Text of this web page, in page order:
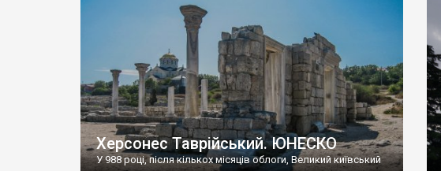
візантійської доби. Раритети викрадені з фондів об’єкту
культурної спадщини ЮНЕСКО «Херсонеса Таврійського».
Офіційно – на виставку «Золото Візантії», але експерти та
влада в Україні вважають це лише […]
Херсонес Таврійський. ЮНЕСКО
У 988 році, після кількох місяців облоги, Великий київський